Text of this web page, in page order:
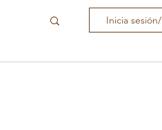
Inicia